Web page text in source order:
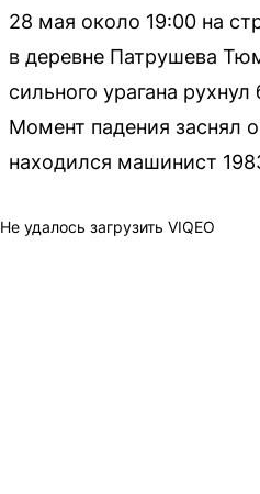
28 мая около 19:00 на
в деревне Патрушева
сильного урагана
Момент падения заснял
находился машинист
Не удалось загрузить VIQEO